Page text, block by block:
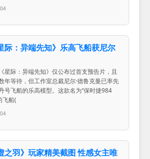
际：异端先知》乐高飞船获尼尔
星际：异端先知》仅公布过首支预告片，且
年等待，但工作室总裁尼尔·德鲁克曼已率先
号飞船的乐高模型。这款名为“保时捷984
飞船(
之羽》玩家精美截图 性感女主唯